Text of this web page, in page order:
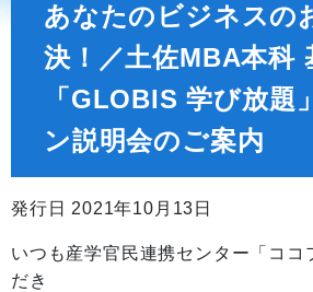
あなたのビジネスの
決！／土佐MBA本科
「GLOBIS 学び放題
ン説明会のご案内
発行日 2021年10月13日
いつも産学官民連携センター「ココ
だき